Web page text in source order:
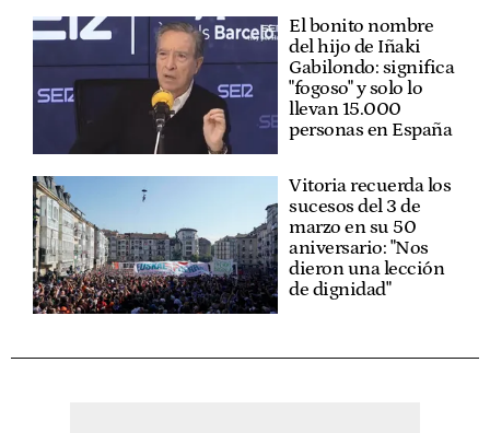
El bonito nombre
del hijo de Iñaki
Gabilondo: significa
"fogoso" y solo lo
llevan 15.000
personas en España
Vitoria recuerda los
sucesos del 3 de
marzo en su 50
aniversario: "Nos
dieron una lección
de dignidad"